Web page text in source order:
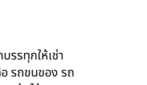
รรทุกให้เช่า
รถขนของ รถ